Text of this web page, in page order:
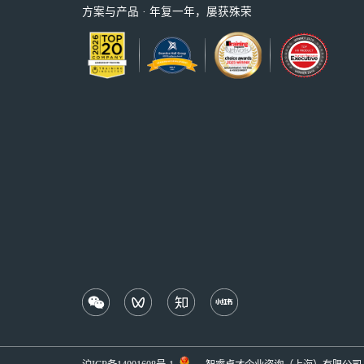
方案与产品 · 年复一年，屡获殊荣